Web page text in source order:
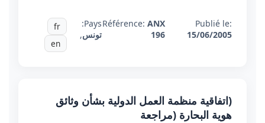
Publié le:
15/06/2005
Référence: ANX
196
Pays:
تونس,
fr
en
(اتفاقية منظمة العمل الدولية بشأن وثائق
هوية البحارة (مراجعة